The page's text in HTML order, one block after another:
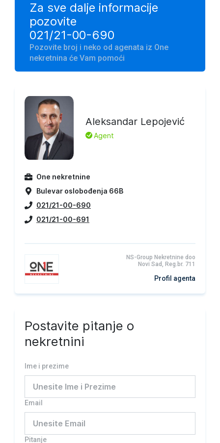
Za sve dalje informacije
pozovite
021/21-00-690
Pozovite broj i neko od agenata iz One
nekretnina će Vam pomoći
Aleksandar Lepojević
L Agent
One nekretnine
Bulevar oslobođenja 66B
021/21-00-690
021/21-00-691
NS-Group Nekretnine doo
Novi Sad, Reg.br. 711
Profil agenta
Postavite pitanje o
nekretnini
Ime i prezime
Email
Pitanje